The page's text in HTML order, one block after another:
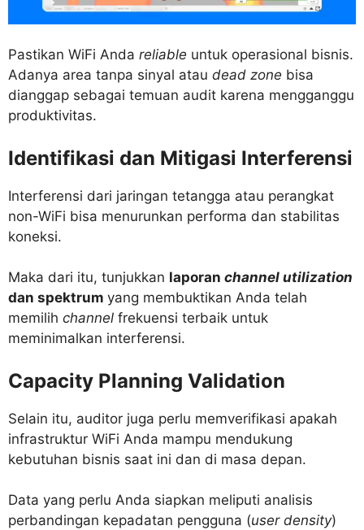
Pastikan WiFi Anda reliable untuk operasional bisnis.
Adanya area tanpa sinyal atau dead zone bisa
dianggap sebagai temuan audit karena mengganggu
produktivitas.
Identifikasi dan Mitigasi Interferensi
Interferensi dari jaringan tetangga atau perangkat
non-WiFi bisa menurunkan performa dan stabilitas
koneksi.
Maka dari itu, tunjukkan laporan channel utilization
dan spektrum yang membuktikan Anda telah
memilih channel frekuensi terbaik untuk
meminimalkan interferensi.
Capacity Planning Validation
Selain itu, auditor juga perlu memverifikasi apakah
infrastruktur WiFi Anda mampu mendukung
kebutuhan bisnis saat ini dan di masa depan.
Data yang perlu Anda siapkan meliputi analisis
perbandingan kepadatan pengguna (user density)